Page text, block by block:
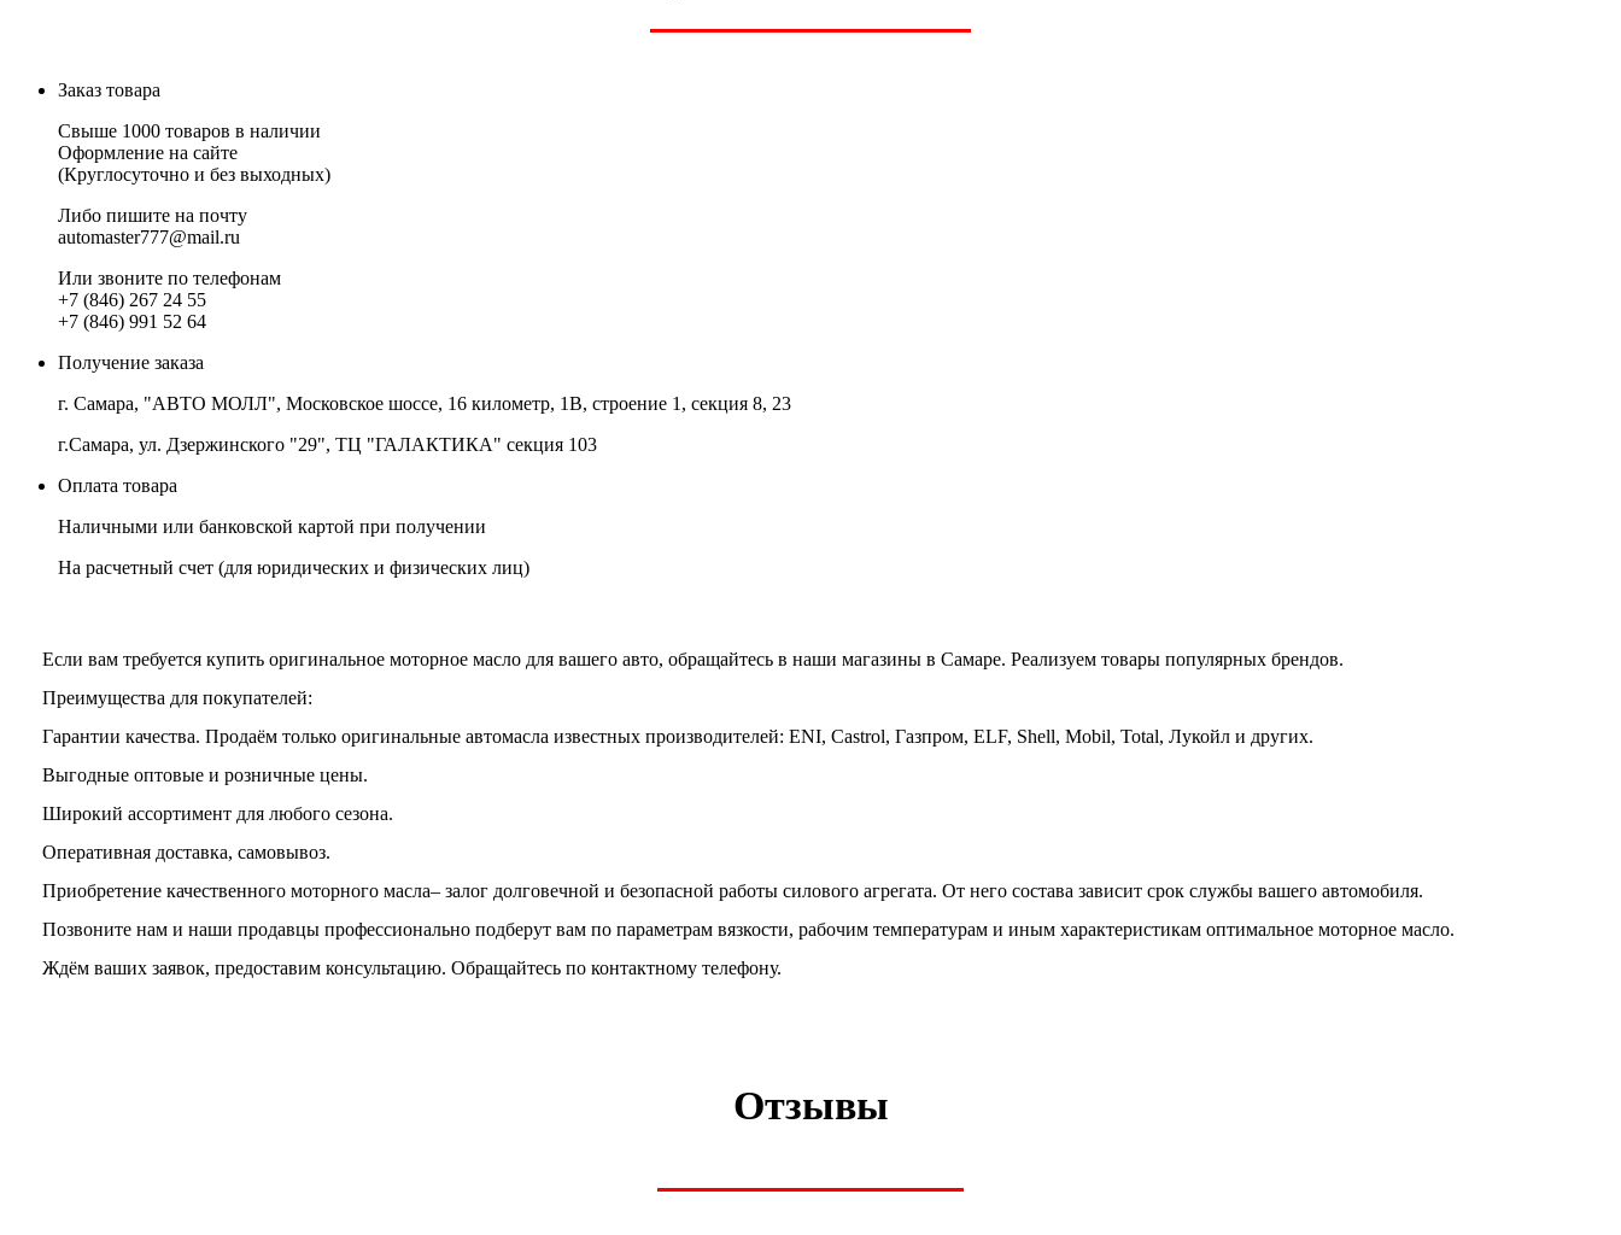
Заказ товара
Свыше 1000 товаров в наличии
Оформление на сайте
(Круглосуточно и без выходных)
Либо пишите на почту
automaster777@mail.ru
Или звоните по телефонам
+7 (846) 267 24 55
+7 (846) 991 52 64
Получение заказа
г. Самара, "АВТО МОЛЛ", Московское шоссе, 16 километр, 1В, строение 1, секция 8, 23
г.Самара, ул. Дзержинского "29", ТЦ "ГАЛАКТИКА" секция 103
Оплата товара
Наличными или банковской картой при получении
На расчетный счет (для юридических и физических лиц)
Если вам требуется купить оригинальное моторное масло для вашего авто, обращайтесь в наши магазины в Самаре. Реализуем товары популярных брендов.
Преимущества для покупателей:
Гарантии качества. Продаём только оригинальные автомасла известных производителей: ENI, Castrol, Газпром, ELF, Shell, Mobil, Total, Лукойл и других.
Выгодные оптовые и розничные цены.
Широкий ассортимент для любого сезона.
Оперативная доставка, самовывоз.
Приобретение качественного моторного масла– залог долговечной и безопасной работы силового агрегата. От него состава зависит срок службы вашего автомобиля.
Позвоните нам и наши продавцы профессионально подберут вам по параметрам вязкости, рабочим температурам и иным характеристикам оптимальное моторное масло.
Ждём ваших заявок, предоставим консультацию. Обращайтесь по контактному телефону.
Отзывы